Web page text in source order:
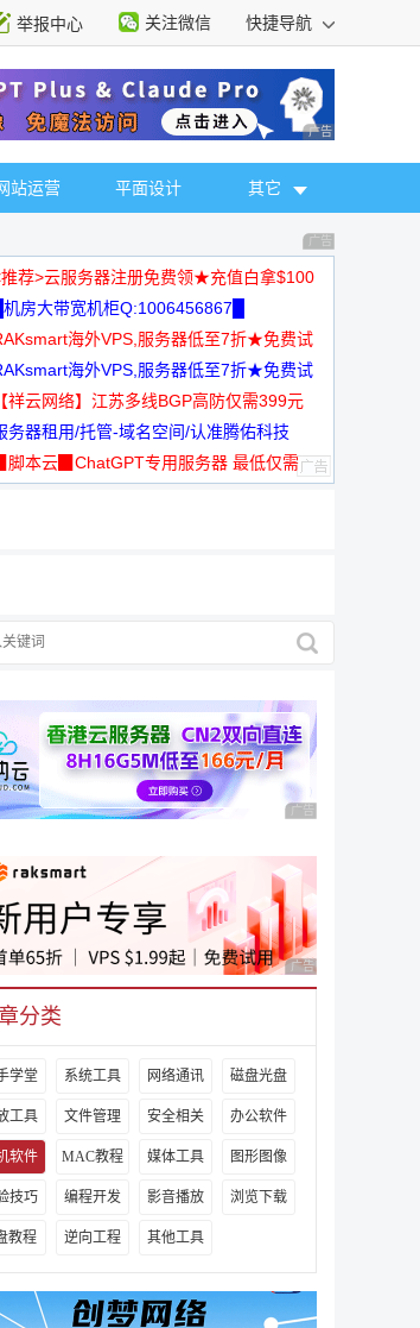
举报中心 关注微信 快捷导航
广告 商业广告，理
站运营 平面设计 其它
广告 商业广告，理
荐>云服务器注册免费领★充值白拿$100
█机房大带宽机柜Q:1006456867█
海外VPS,服务器低至7折★免费试
★
海外VPS,服务器低至7折★免费试
用★
【祥云网络】江苏多线BGP高防仅需399元
务器租用/托管-域名空间/认准腾佑科技
▉脚本云▉ChatGPT专用服务器 最低仅需
广告 商业广告，理性
，理性选择
广告 商业广告，理性
分类
学堂 系统工具 网络通讯 磁盘光盘
工具 文件管理 安全相关 办公软件
软件 MAC教程 媒体工具 图形图像
技巧 编程开发 影音播放 浏览下载
教程 逆向工程 其他工具